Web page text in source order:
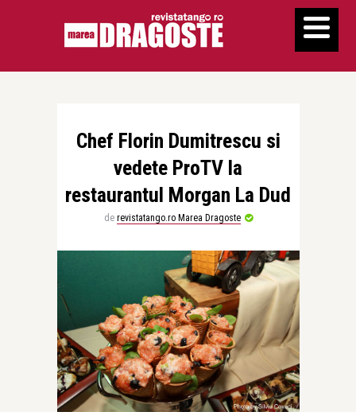
Chef Florin Dumitrescu si
vedete ProTV la
restaurantul Morgan La Dud
de revistatango.ro Marea Dragoste